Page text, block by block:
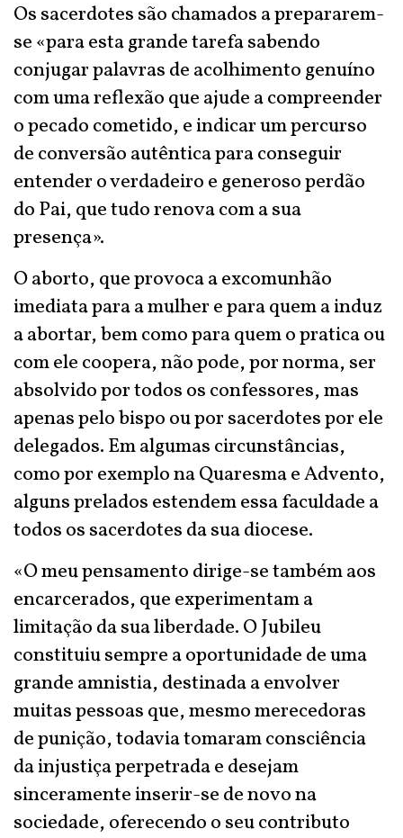
Os sacerdotes são chamados a prepararem-
se «para esta grande tarefa sabendo
conjugar palavras de acolhimento genuíno
com uma reflexão que ajude a compreender
o pecado cometido, e indicar um percurso
de conversão autêntica para conseguir
entender o verdadeiro e generoso perdão
do Pai, que tudo renova com a sua
presença».
O aborto, que provoca a excomunhão
imediata para a mulher e para quem a induz
a abortar, bem como para quem o pratica ou
com ele coopera, não pode, por norma, ser
absolvido por todos os confessores, mas
apenas pelo bispo ou por sacerdotes por ele
delegados. Em algumas circunstâncias,
como por exemplo na Quaresma e Advento,
alguns prelados estendem essa faculdade a
todos os sacerdotes da sua diocese.
«O meu pensamento dirige-se também aos
encarcerados, que experimentam a
limitação da sua liberdade. O Jubileu
constituiu sempre a oportunidade de uma
grande amnistia, destinada a envolver
muitas pessoas que, mesmo merecedoras
de punição, todavia tomaram consciência
da injustiça perpetrada e desejam
sinceramente inserir-se de novo na
sociedade, oferecendo o seu contributo